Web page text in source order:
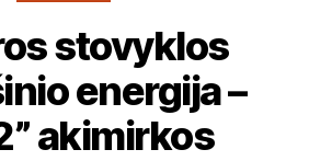
stovyklos
energija –
akimirkos